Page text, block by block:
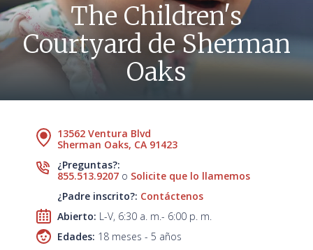
The Children's
Courtyard de Sherman
Oaks
13562 Ventura Blvd
Sherman Oaks, CA 91423
¿Preguntas?:
855.513.9207 o Solicite que lo llamemos
¿Padre inscrito?: Contáctenos
Abierto: L-V, 6:30 a. m.- 6:00 p. m.
Edades: 18 meses - 5 años